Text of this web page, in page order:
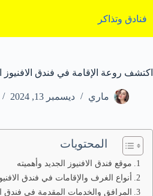
إلى
المحتوى
فنادق وتذاكر
اكتشف روعة الإقامة في فندق الافنيوز
ماري ديسمبر 13, 2024
المحتويات
موقع فندق الافنيوز الجديد وأهميته
أنواع الغرف والإقامات في فندق
المرافق والخدمات المقدمة في فندق